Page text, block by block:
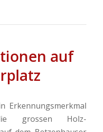
auf
Erkennungsmerkmal
grossen Holz-